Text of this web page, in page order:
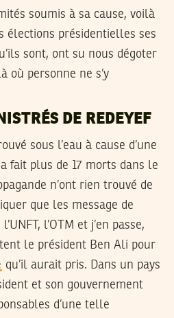
soumis à sa cause, voilà
élections présidentielles ses
sont, ont su nous dégoter
où personne ne s’y
DE REDEYEF
sous l’eau à cause d’une
fait plus de 17 morts dans le
n’ont rien trouvé de
que les message de
l’UNFT, l’OTM et j’en passe,
le président Ben Ali pour
qu’il aurait pris. Dans un pays
et son gouvernement
d’une telle